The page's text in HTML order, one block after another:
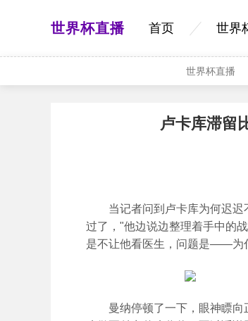
世界杯直播 首页 世界
世界杯直播
卢卡库滞留
当记者问到卢卡库为何迟迟
过了，"他边说边整理着手中的
是不让他看医生，问题是——为
曼纳停顿了一下，眼神瞟向